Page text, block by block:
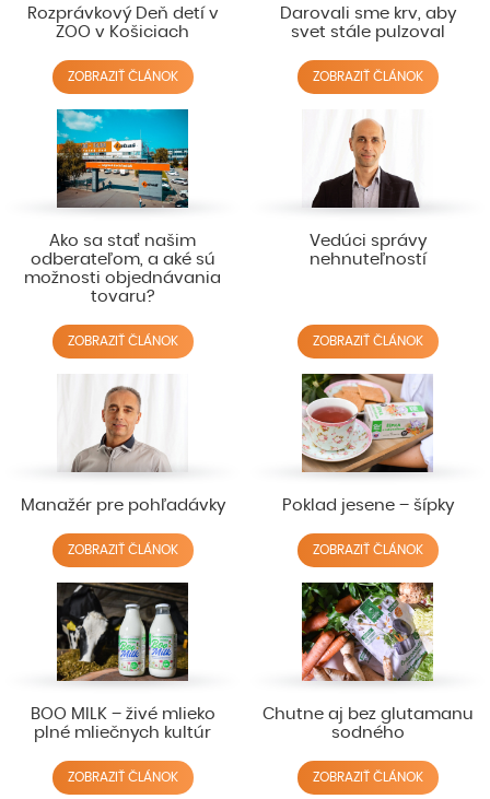
Rozprávkový Deň detí v
ZOO v Košiciach
ZOBRAZIŤ ČLÁNOK
Darovali sme krv, aby
svet stále pulzoval
ZOBRAZIŤ ČLÁNOK
Ako sa stať našim
odberateľom, a aké sú
možnosti objednávania
tovaru?
ZOBRAZIŤ ČLÁNOK
Vedúci správy
nehnuteľností
ZOBRAZIŤ ČLÁNOK
Manažér pre pohľadávky
ZOBRAZIŤ ČLÁNOK
Poklad jesene – šípky
ZOBRAZIŤ ČLÁNOK
BOO MILK – živé mlieko
plné mliečnych kultúr
ZOBRAZIŤ ČLÁNOK
Chutne aj bez glutamanu
sodného
ZOBRAZIŤ ČLÁNOK